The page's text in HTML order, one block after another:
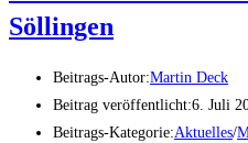
Söllingen
Beitrags-Autor:Martin Deck
Beitrag veröffentlicht:6. Juli
Beitrags-Kategorie:Aktuelles/